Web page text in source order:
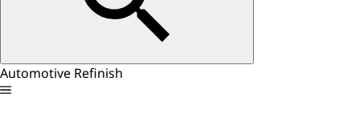
Automotive Refinish